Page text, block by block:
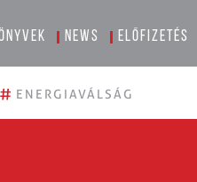
News Előfizetés
# ENERGIAVÁLSÁG